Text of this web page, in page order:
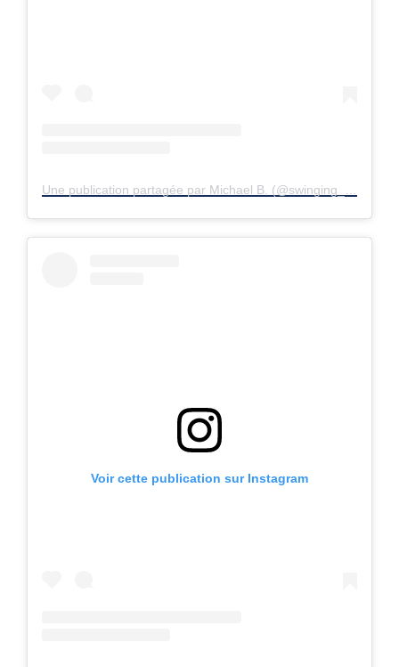
Une publication partagée par Michael B. (@swinging_sixties_)
Voir cette publication sur Instagram